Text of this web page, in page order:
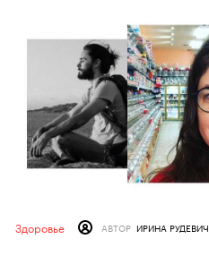
Здоровье АВТОР ИРИНА РУДЕВИЧ